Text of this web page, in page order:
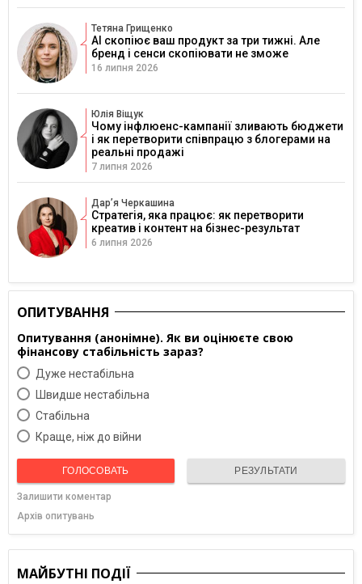
Тетяна Грищенко
AI скопіює ваш продукт за три тижні. Але
бренд і сенси скопіювати не зможе
16 липня 2026
Юлія Віщук
Чому інфлюенс-кампанії зливають бюджети
і як перетворити співпрацю з блогерами на
реальні продажі
7 липня 2026
Дарʼя Черкашина
Стратегія, яка працює: як перетворити
креатив і контент на бізнес-результат
6 липня 2026
ОПИТУВАННЯ
Опитування (анонімне). Як ви оцінюєте свою
фінансову стабільність зараз?
Дуже нестабільна
Швидше нестабільна
Cтабільна
Краще, ніж до війни
ГОЛОСОВАТЬ РЕЗУЛЬТАТИ
Залишити коментар
Архів опитувань
МАЙБУТНІ ПОДІЇ